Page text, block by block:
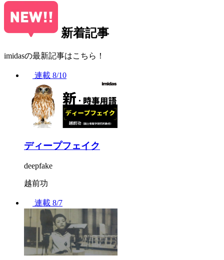
新着記事
imidasの最新記事はこちら！
連載 8/10
ディープフェイク
deepfake
越前功
連載 8/7